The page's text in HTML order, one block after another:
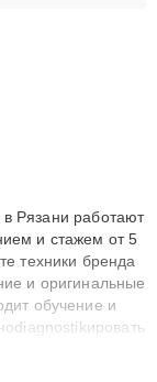
Рязани работают
и стажем от 5
техники бренда
и оригинальные
обучение и
от замены